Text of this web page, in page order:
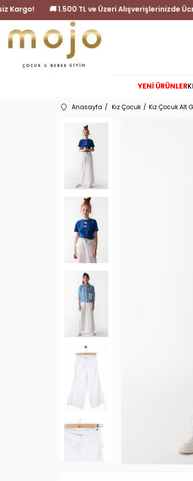
Ücretsiz Kargo! 🚚 1.500 TL ve Üzeri
YENİ ÜRÜNLER
Anasayfa Kız Çocuk Kız Çocuk Alt